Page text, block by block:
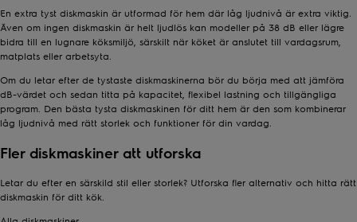
En extra tyst diskmaskin är utformad för hem där låg ljudnivå är extra viktig.
Även om ingen diskmaskin är helt ljudlös kan modeller på 38 dB eller lägre
bidra till en lugnare köksmiljö, särskilt när köket är anslutet till vardagsrum,
matplats eller arbetsyta.
Om du letar efter de tystaste diskmaskinerna bör du börja med att jämföra
dB-värdet och sedan titta på kapacitet, flexibel lastning och tillgängliga
program. Den bästa tysta diskmaskinen för ditt hem är den som kombinerar
låg ljudnivå med rätt storlek och funktioner för din vardag.
Fler diskmaskiner att utforska
Letar du efter en särskild stil eller storlek? Utforska fler alternativ och hitta rätt
diskmaskin för ditt kök.